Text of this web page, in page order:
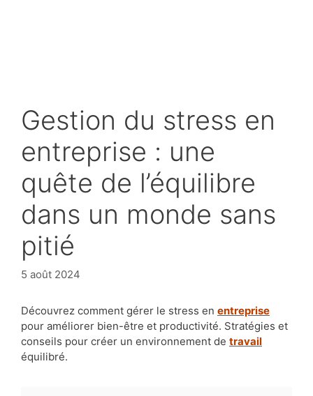
Gestion du stress en
entreprise : une
quête de l’équilibre
dans un monde sans
pitié
5 août 2024
Découvrez comment gérer le stress en entreprise
pour améliorer bien-être et productivité. Stratégies et
conseils pour créer un environnement de travail
équilibré.